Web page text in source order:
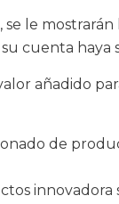
le mostrarán
cuenta haya
añadido
de
innovadora